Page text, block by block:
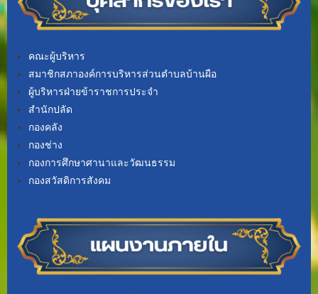
คณะผู้บริหาร
สมาชิกสภาองค์การบริหารส่วนตำบลบ้านผือ
ผู้บริหารฝ่ายข้าราชการประจำ
สำนักปลัด
กองคลัง
กองช่าง
กองการศึกษาศานาและวัฒนธรรม
กองสวัสดิการสังคม